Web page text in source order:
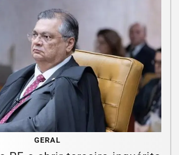
GERAL